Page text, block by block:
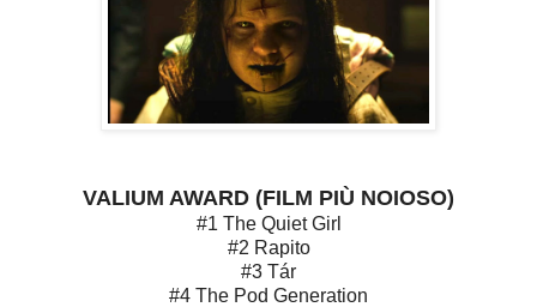
VALIUM AWARD (FILM PIÙ NOIOSO)
#1 The Quiet Girl
#2 Rapito
#3 Tár
#4 The Pod Generation